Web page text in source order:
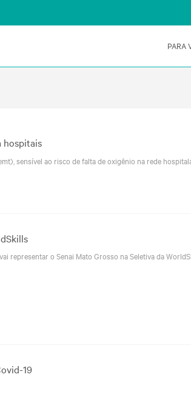
PARA
hospitais
sensível ao risco de falta de oxigênio na rede
representar o Senai Mato Grosso na Seletiva da
19